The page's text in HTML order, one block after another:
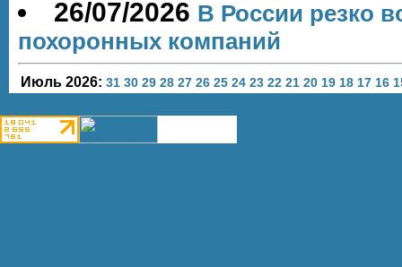
26/07/2026 В России резко
похоронных компаний
Июль 2026: 31 30 29 28 27 26 25 24 23 22 21 20 19 18 17 16